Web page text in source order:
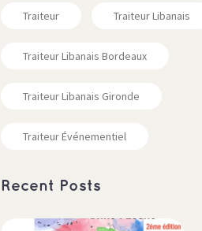
Traiteur Traiteur Libanais
Traiteur Libanais Bordeaux
Traiteur Libanais Gironde
Traiteur Événementiel
Recent Posts